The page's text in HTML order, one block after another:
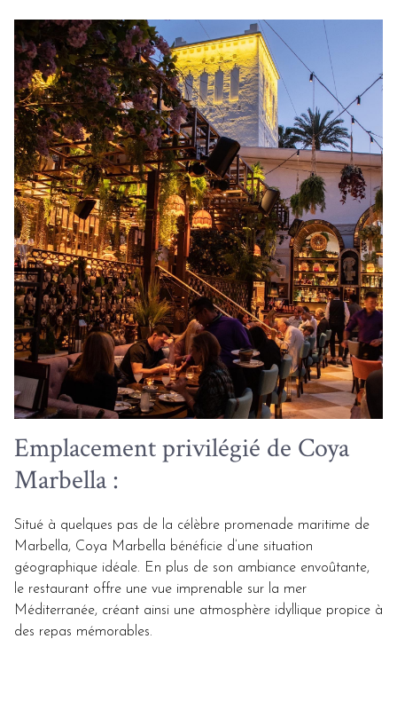
Emplacement privilégié de Coya
Marbella :
Situé à quelques pas de la célèbre promenade maritime de
Marbella, Coya Marbella bénéficie d’une situation
géographique idéale. En plus de son ambiance envoûtante,
le restaurant offre une vue imprenable sur la mer
Méditerranée, créant ainsi une atmosphère idyllique propice à
des repas mémorables.